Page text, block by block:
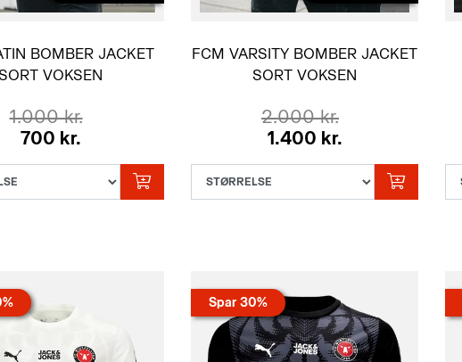
BOMBER JACKET
VOKSEN
1.000 kr.
700 kr.
FCM VARSITY BOMBER JACKET
SORT VOKSEN
2.000 kr.
1.400 kr.
Spar 30%